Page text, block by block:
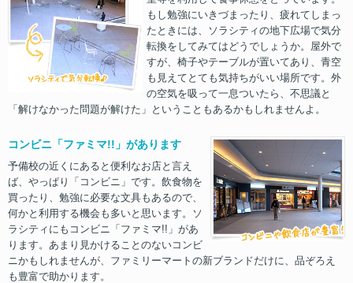
もし勉強にいきづまったり、疲れてしまっ
たときには、ソラシティの地下広場で気分
転換をしてみてはどうでしょうか。屋外で
すが、椅子やテーブルが置いてあり、青空
も見えてとても気持ちがいい場所です。外
の空気を吸って一息ついたら、不思議と
「解けなかった問題が解けた」ということもあるかもしれませんよ。
コンビニ「ファミマ!!」があります
予備校の近くにあると便利なお店と言え
ば、やっぱり「コンビニ」です。飲食物を
買ったり、勉強に必要な文具もあるので、
何かと利用する機会も多いと思います。ソ
ラシティにもコンビニ「ファミマ!!」があ
ります。あまり見かけることのないコンビ
ニかもしれませんが、ファミリーマートの新ブランドだけに、品ぞろえ
も豊富で助かります。